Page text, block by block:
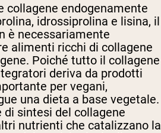
collagene endogenamente
idrossiprolina e lisina, il
è necessariamente
alimenti ricchi di collagene
Poiché tutto il collagene
deriva da prodotti
per vegani,
una dieta a base vegetale.
di sintesi del collagene
nutrienti che catalizzano la